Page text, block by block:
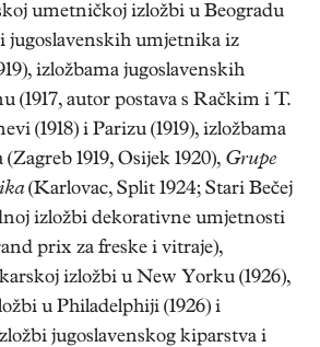
umetničkoj izložbi u Beogradu
jugoslavenskih umjetnika iz
izložbama jugoslavenskih
(1917, autor postava s Račkim i T.
(1918) i Parizu (1919), izložbama
1919, Osijek 1920), Grupe
(Karlovac, Split 1924; Stari Bečej
izložbi dekorativne umjetnosti
prix za freske i vitraje),
izložbi u New Yorku (1926),
u Philadelphiji (1926) i
jugoslavenskog kiparstva i